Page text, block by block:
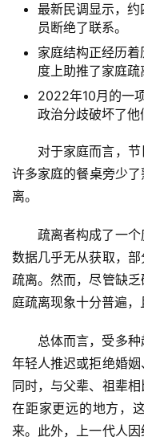
最新民调显示，
员断绝了联系。
家庭结构正经历
度上助推了家庭疏
2022年10月的一
政治分歧破坏了他
对于家庭而言，节
许多家庭的餐桌旁少
离。
疏离者构成了一
数据几乎无从获取，
疏离。然而，尽管缺
庭疏离现象十分普遍，
总体而言，受多种
年轻人推迟或拒绝婚
同时，与父辈、祖辈
在距家更远的地方，
来。此外，上一代人